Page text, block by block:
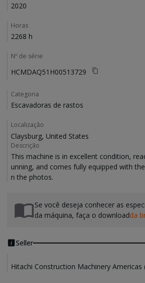
2020
Horas
2268 h
Nº de série
HCMDAQ51H00513729
Categoria
Escavadoras de rastos
Localização
Claysburg, United States
Descrição
This machine is in excellent condition,
unning, and comes fully equipped with
Se você deseja conhecer as
da máquina, faça o downloadda
Seller
Hitachi Construction Machinery Americas